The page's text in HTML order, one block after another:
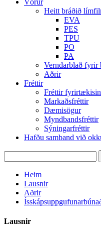
Vörur
Heitt bráðið
EVA
PES
TPU
PO
PA
Verndarblað fyrir
Aðrir
Fréttir
Fréttir
Markaðsfréttir
Dæmisögur
Myndbandsfréttir
Sýningarfréttir
Hafðu samband við
Heim
Lausnir
Aðrir
Lausnir